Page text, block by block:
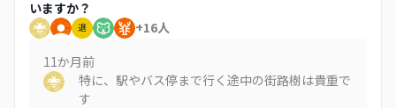
いますか？
退 +16人
11か月前
特に、駅やバス停まで行く途中の街路樹は貴重で
す